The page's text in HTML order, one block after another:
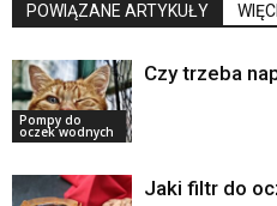
POWIĄZANE ARTYKUŁY
Pompy do
oczek wodnych
Czy trzeba
Jaki filtr do